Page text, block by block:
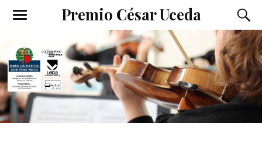
Premio César Uceda